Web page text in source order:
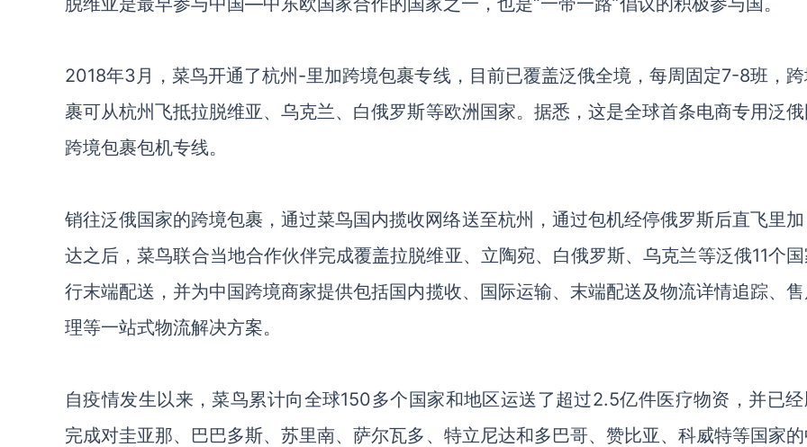
2018年3月 ，菜鸟开通了杭州 -里加跨境包裹专线， 目前已覆盖泛俄全境， 每周固定7-8班，
裹可从杭州飞抵拉脱维亚、乌克兰、白俄罗斯等欧洲国家。据悉，这是全球首条电商专用泛
跨境包裹包机专线。
销往泛俄国家的跨境包裹，通过菜鸟国内揽收网络送至杭州，通过包机经停俄罗斯后直飞里
达之后，菜鸟联合当地合作伙伴完成覆盖拉脱维亚、立陶宛、白俄罗斯、乌克兰等泛俄11个
行末端配送 ，并为中国跨境商家提供包括国内揽收、国际运输、末端配送及物流详情追踪、
理等一站式物流解决方案。
自疫情发生以来，菜鸟累计向全球150多个国家和地区运送了超过2.5亿件医疗物资 ，并已
完成对圭亚那、 巴巴多斯、苏里南、萨尔瓦多 、特立尼达和多巴哥、赞比亚、科威特等国家的